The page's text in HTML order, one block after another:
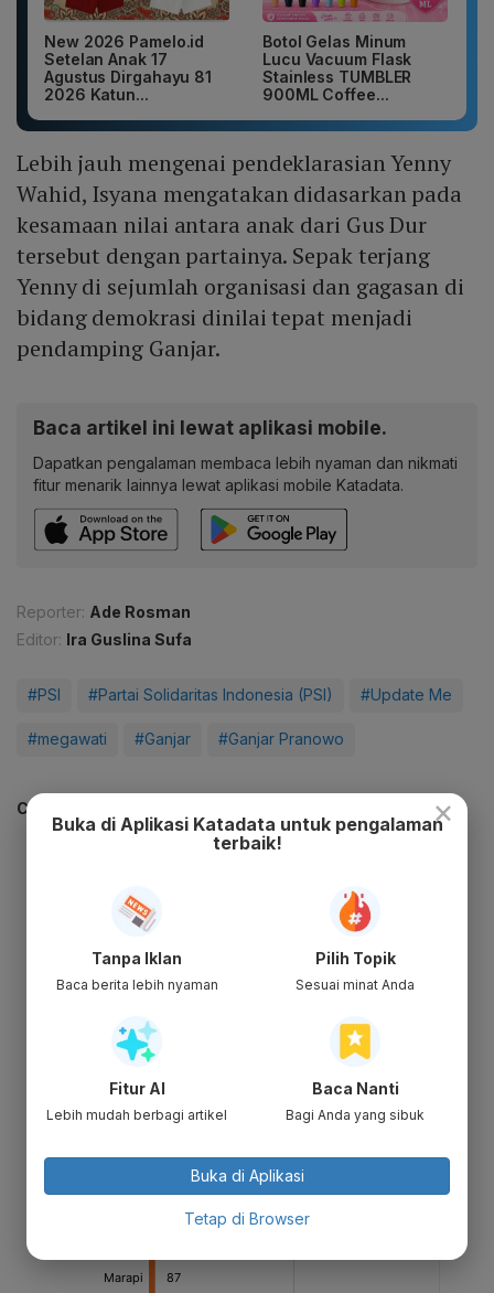
New 2026 Pamelo.id
Setelan Anak 17
Agustus Dirgahayu 81
2026 Katun...
Botol Gelas Minum
Lucu Vacuum Flask
Stainless TUMBLER
900ML Coffee...
Lebih jauh mengenai pendeklarasian Yenny
Wahid, Isyana mengatakan didasarkan pada
kesamaan nilai antara anak dari Gus Dur
tersebut dengan partainya. Sepak terjang
Yenny di sejumlah organisasi dan gagasan di
bidang demokrasi dinilai tepat menjadi
pendamping Ganjar.
Baca artikel ini lewat aplikasi mobile.
Dapatkan pengalaman membaca lebih nyaman dan nikmati
fitur menarik lainnya lewat aplikasi mobile Katadata.
Reporter: Ade Rosman
Editor: Ira Guslina Sufa
#PSI #Partai Solidaritas Indonesia (PSI) #Update Me
#megawati #Ganjar #Ganjar Pranowo
CEK JUGA DATA INI ×
Buka di Aplikasi Katadata untuk pengalaman
terbaik!
Tanpa Iklan
Baca berita lebih nyaman
Pilih Topik
Sesuai minat Anda
Fitur AI
Lebih mudah berbagi artikel
Baca Nanti
Bagi Anda yang sibuk
Buka di Aplikasi
Tetap di Browser